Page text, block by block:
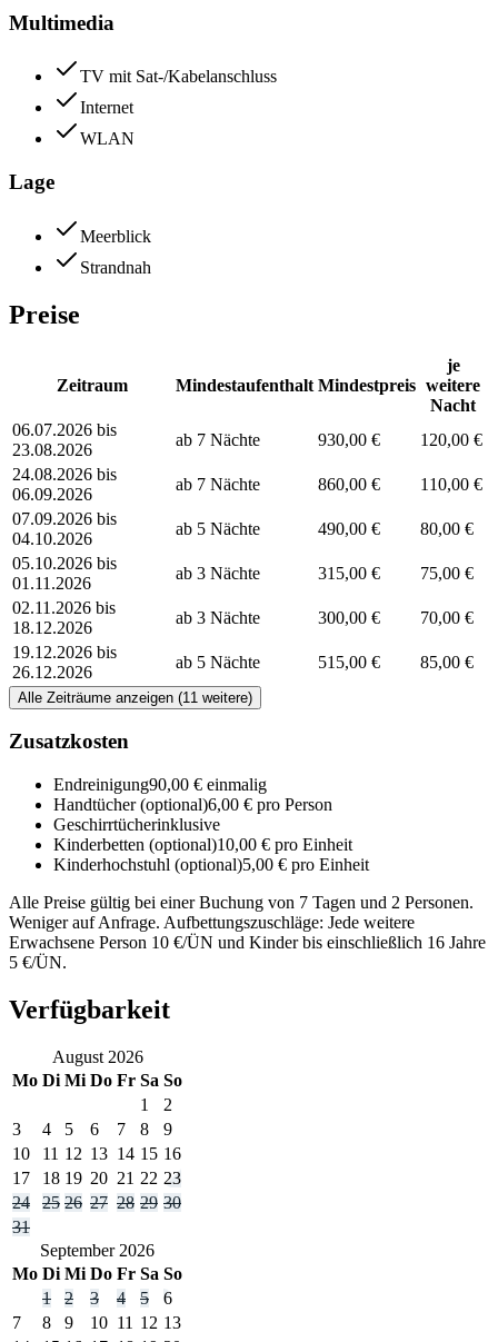
Multimedia
TV mit Sat-/Kabelanschluss
Internet
WLAN
Lage
Meerblick
Strandnah
Preise
Zeitraum Mindestaufenthalt Mindestpreis
je
weitere
Nacht
06.07.2026 bis
23.08.2026
ab 7 Nächte 930,00 €
120,00 €
24.08.2026 bis
06.09.2026
ab 7 Nächte 860,00 €
110,00 €
07.09.2026 bis
04.10.2026
ab 5 Nächte 490,00 €
80,00 €
05.10.2026 bis
01.11.2026
ab 3 Nächte 315,00 €
75,00 €
02.11.2026 bis
18.12.2026
ab 3 Nächte 300,00 €
70,00 €
19.12.2026 bis
26.12.2026
ab 5 Nächte 515,00 € 85,00 €
Alle Zeiträume anzeigen (11 weitere)
Zusatzkosten
Endreinigung90,00 € einmalig
Handtücher(optional)6,00 € pro Person
Geschirrtücherinklusive
Kinderbetten (optional)10,00 € pro Einheit
Kinderhochstuhl (optional)5,00 € pro Einheit
Alle Preise gültig bei einer Buchung von 7 Tagen und 2 Personen.
Weniger auf Anfrage. Aufbettungszuschläge: Jede weitere
Erwachsene Person 10 €/ÜN und Kinder bis einschließlich 16 Jahre
5 €/ÜN.
Verfügbarkeit
August 2026
Mo Di Mi Do Fr Sa So
1
2
3
4 5 6 7 8
9
10
11 12 13 14 15 16
17
18 19 20 21 22 23
24
25 26 27 28 29 30
31
September 2026
Mo Di Mi Do Fr Sa So
1
2 3 4 5
6
7
8 9 10 11 12 13